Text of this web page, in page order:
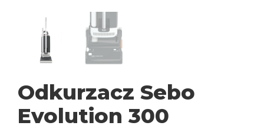
Odkurzacz Sebo
Evolution 300